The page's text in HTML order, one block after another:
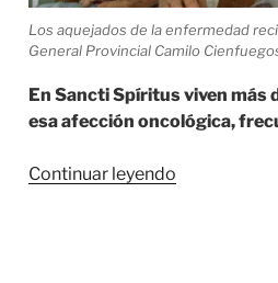
Los aquejados de la enfermedad
General Provincial Camilo
En Sancti Spíritus viven más
esa afección oncológica,
Continuar leyendo